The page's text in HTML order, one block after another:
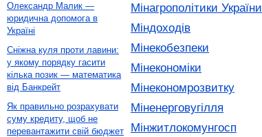
Мінагрополітики України
Міндоходів
Мінекобезпеки
Мінекономіки
Мінекономрозвитку
Міненерговугілля
Мінжитлокомунгосп
Олександр Малик —
юридична допомога в
Україні
Сніжна куля проти лавини:
у якому порядку гасити
кілька позик — математика
від Банкрейт
Як правильно розрахувати
суму кредиту, щоб не
перевантажити свій бюджет